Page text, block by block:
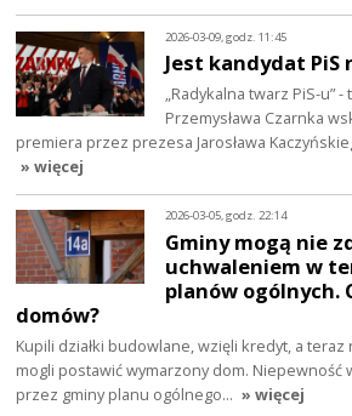
2026-03-09, godz. 11:45
Jest kandydat PiS
„Radykalna twarz PiS-u”
Przemysława Czarnka
premiera przez prezesa Jarosława
» więcej
2026-03-05, godz. 22:14
Gminy mogą nie
uchwaleniem w
planów ogólnych.
domów?
Kupili działki budowlane, wzięli kredyt, a teraz
mogli postawić wymarzony dom. Niepewność
przez gminy planu ogólnego… » więcej